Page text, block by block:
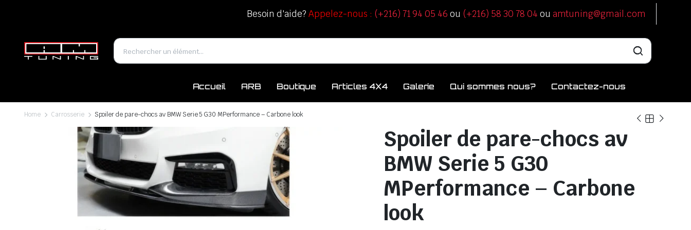
Besoin d'aide?Appelez-nous : (+216) 71 94 05 46 ou (+216) 58 30 78 04 ou amtuning@gmail.com
Accueil ARB Boutique Articles 4X4 Galerie Qui sommes nous? Contactez-nous
Home Carrosserie Spoiler de pare-chocs av BMW Serie 5 G30 MPerformance – Carbone look
Spoiler de pare-chocs av
BMW Serie 5 G30
MPerformance – Carbone
look